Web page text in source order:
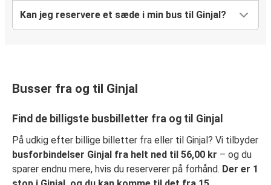
Kan jeg reservere et sæde i min bus til Ginjal?
Busser fra og til Ginjal
Find de billigste busbilletter fra og til Ginjal
På udkig efter billige billetter fra eller til Ginjal? Vi tilbyder
busforbindelser Ginjal fra helt ned til 56,00 kr – og du
sparer endnu mere, hvis du reserverer på forhånd. Der er 1